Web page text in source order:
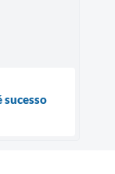
sucesso